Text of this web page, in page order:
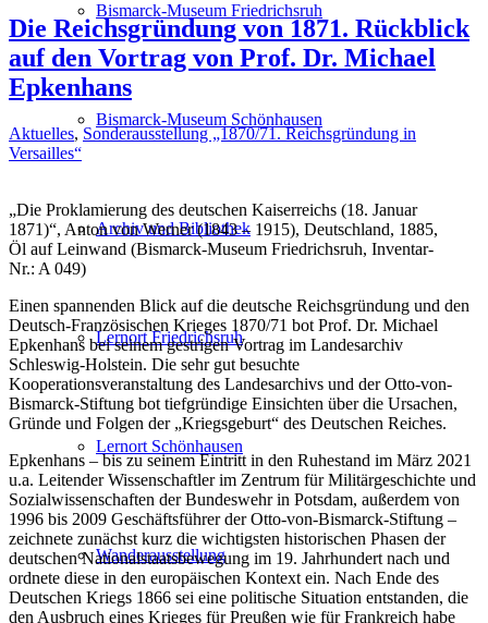
Bismarck-Museum Friedrichsruh
Bismarck-Museum Schönhausen
Archiv und Bibliothek
Lernort Friedrichsruh
Lernort Schönhausen
Wanderausstellung
Die Reichsgründung von 1871. Rückblick
auf den Vortrag von Prof. Dr. Michael
Epkenhans
Aktuelles, Sonderausstellung „1870/71. Reichsgründung in
Versailles“
„Die Proklamierung des deutschen Kaiserreichs (18. Januar
1871)“, Anton von Werner (1843 – 1915), Deutschland, 1885,
Öl auf Leinwand (Bismarck-Museum Friedrichsruh, Inventar-
Nr.: A 049)
Einen spannenden Blick auf die deutsche Reichsgründung und den
Deutsch-Französischen Krieges 1870/71 bot Prof. Dr. Michael
Epkenhans bei seinem gestrigen Vortrag im Landesarchiv
Schleswig-Holstein. Die sehr gut besuchte
Kooperationsveranstaltung des Landesarchivs und der Otto-von-
Bismarck-Stiftung bot tiefgründige Einsichten über die Ursachen,
Gründe und Folgen der „Kriegsgeburt“ des Deutschen Reiches.
Epkenhans – bis zu seinem Eintritt in den Ruhestand im März 2021
u.a. Leitender Wissenschaftler im Zentrum für Militärgeschichte und
Sozialwissenschaften der Bundeswehr in Potsdam, außerdem von
1996 bis 2009 Geschäftsführer der Otto-von-Bismarck-Stiftung –
zeichnete zunächst kurz die wichtigsten historischen Phasen der
deutschen Nationalstaatsbewegung im 19. Jahrhundert nach und
ordnete diese in den europäischen Kontext ein. Nach Ende des
Deutschen Kriegs 1866 sei eine politische Situation entstanden, die
den Ausbruch eines Krieges für Preußen wie für Frankreich habe